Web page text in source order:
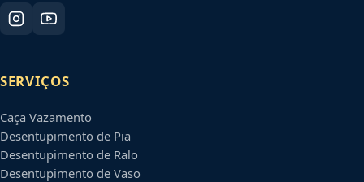
SERVIÇOS
Caça Vazamento
Desentupimento de Pia
Desentupimento de Ralo
Desentupimento de Vaso